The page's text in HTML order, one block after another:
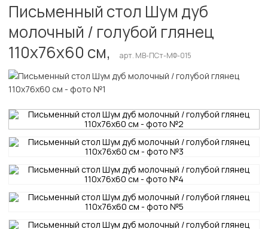
Письменный стол Шум дуб
молочный / голубой глянец
110х76х60 см,
арт. MB-ПСт-МФ-015